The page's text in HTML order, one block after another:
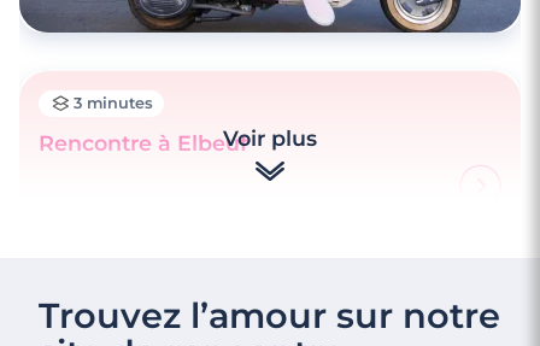
3 minutes
Rencontre à ElbeufVoir plus
Trouvez l’amour sur notre